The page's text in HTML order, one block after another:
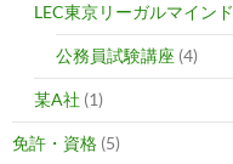
LEC東京リーガルマインド
公務員試験講座 (4)
某A社 (1)
免許・資格 (5)